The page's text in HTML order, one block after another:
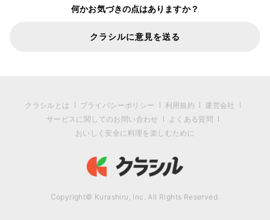
何かお気づきの点はありますか？
クラシルに意見を送る
クラシルとは プライバシーポリシー 利用規約
運営会社
サービスに関してのお問い合わせ
よくある質問
おいしく安全に料理を楽しむために
Copyright© Kurashiru, Inc. All Rights Reserved.